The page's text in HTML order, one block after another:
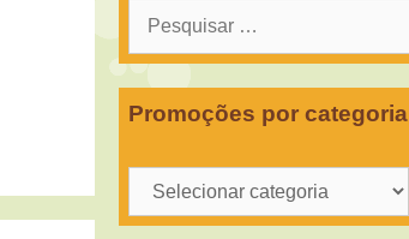
Pesquisar
Promoções por categoria
Promoções
por